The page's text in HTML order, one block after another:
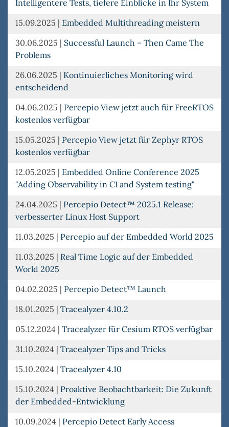
Intelligentere Tests, tiefere Einblicke in Ihr System
15.09.2025 | Embedded Multithreading meistern
30.06.2025 | Successful Launch – Then Came The
Problems
26.06.2025 | Kontinuierliches Monitoring wird
entscheidend
04.06.2025 | Percepio View jetzt auch für FreeRTOS
kostenlos verfügbar
15.05.2025 | Percepio View jetzt für Zephyr RTOS
kostenlos verfügbar
12.05.2025 | Embedded Online Conference 2025
"Adding Observability in CI and System testing"
24.04.2025 | Percepio Detect™ 2025.1 Release:
verbesserter Linux Host Support
11.03.2025 | Percepio auf der Embedded World 2025
11.03.2025 | Real Time Logic auf der Embedded
World 2025
04.02.2025 | Percepio Detect™ Launch
18.01.2025 | Tracealyzer 4.10.2
05.12.2024 | Tracealyzer für Cesium RTOS verfügbar
31.10.2024 | Tracealyzer Tips and Tricks
15.10.2024 | Tracealyzer 4.10
15.10.2024 | Proaktive Beobachtbarkeit: Die Zukunft
der Embedded-Entwicklung
10.09.2024 | Percepio Detect Early Access